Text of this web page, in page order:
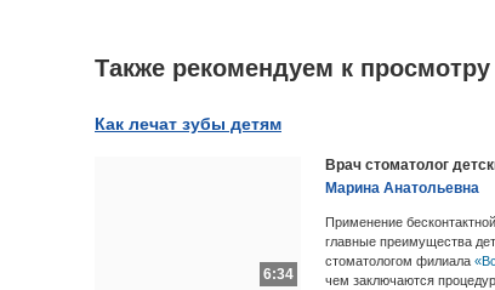
Также рекомендуем к просмотру
Как лечат зубы детям
6:34
Врач стоматолог
Марина Анатольевна
Применение
главные преимущества
стоматологом филиала
чем заключаются